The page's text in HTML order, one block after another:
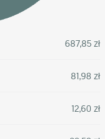
687,85 zł
81,98 zł
12,60 zł